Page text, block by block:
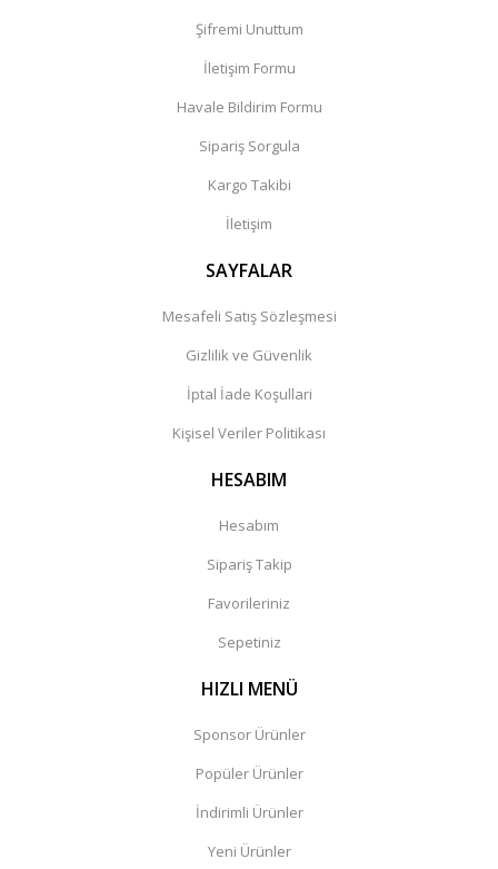
Şifremi Unuttum
İletişim Formu
Havale Bildirim Formu
Sipariş Sorgula
Kargo Takibi
İletişim
SAYFALAR
Mesafeli Satış Sözleşmesi
Gizlilik ve Güvenlik
İptal İade Koşullari
Kişisel Veriler Politikası
HESABIM
Hesabım
Sipariş Takip
Favorileriniz
Sepetiniz
HIZLI MENÜ
Sponsor Ürünler
Popüler Ürünler
İndirimli Ürünler
Yeni Ürünler